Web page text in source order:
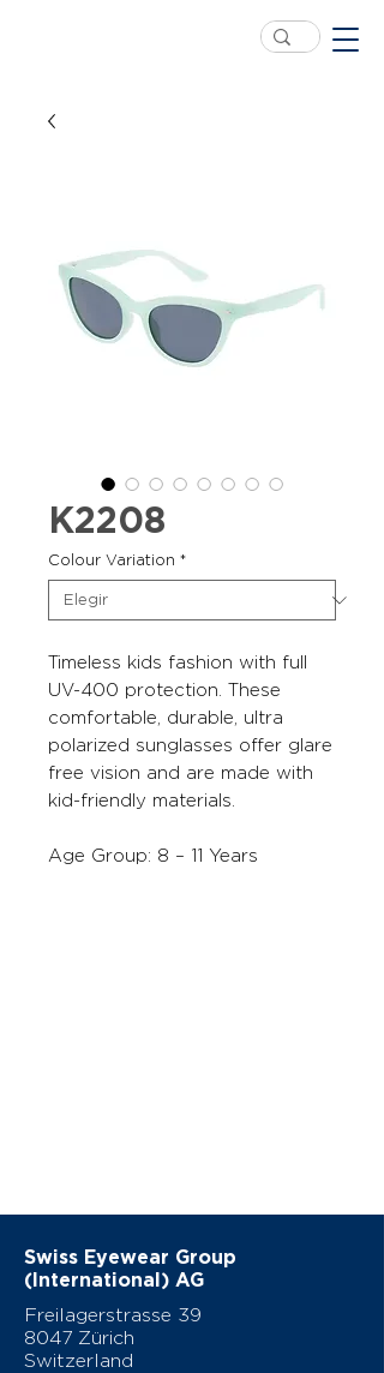
K2208
Colour Variation *
Timeless kids fashion with full
UV-400 protection. These
comfortable, durable, ultra
polarized sunglasses offer glare
free vision and are made with
kid-friendly materials.
Age Group: 8 – 11 Years
Swiss Eyewear Group
(International) AG
Freilagerstrasse 39
8047 Zürich
Switzerland